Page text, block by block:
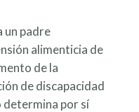
un padre
alimenticia de
de la
de discapacidad
determina por sí